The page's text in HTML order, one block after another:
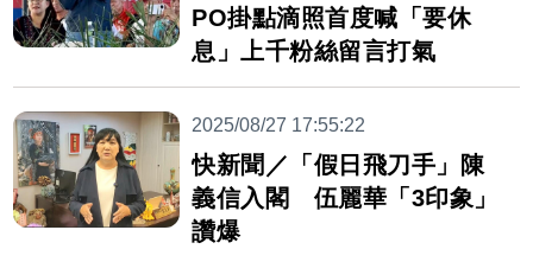
PO掛點滴照首度喊「要休
息」上千粉絲留言打氣
2025/08/27 17:55:22
快新聞／「假日飛刀手」陳
義信入閣 伍麗華「3印象」
讚爆